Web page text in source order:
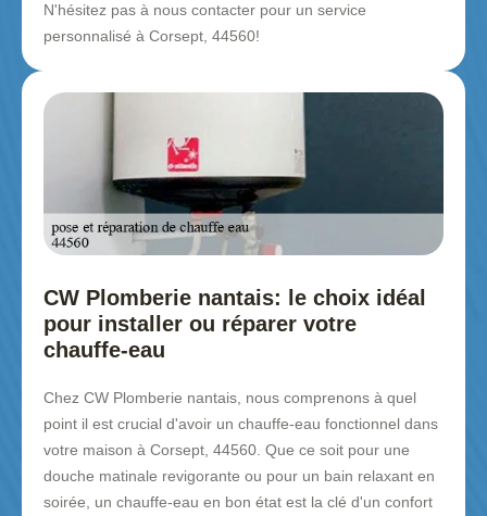
N'hésitez pas à nous contacter pour un service
personnalisé à Corsept, 44560!
CW Plomberie nantais: le choix idéal
pour installer ou réparer votre
chauffe-eau
Chez CW Plomberie nantais, nous comprenons à quel
point il est crucial d'avoir un chauffe-eau fonctionnel dans
votre maison à Corsept, 44560. Que ce soit pour une
douche matinale revigorante ou pour un bain relaxant en
soirée, un chauffe-eau en bon état est la clé d'un confort